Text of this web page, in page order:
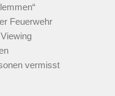
Feuerwehr
vermisst